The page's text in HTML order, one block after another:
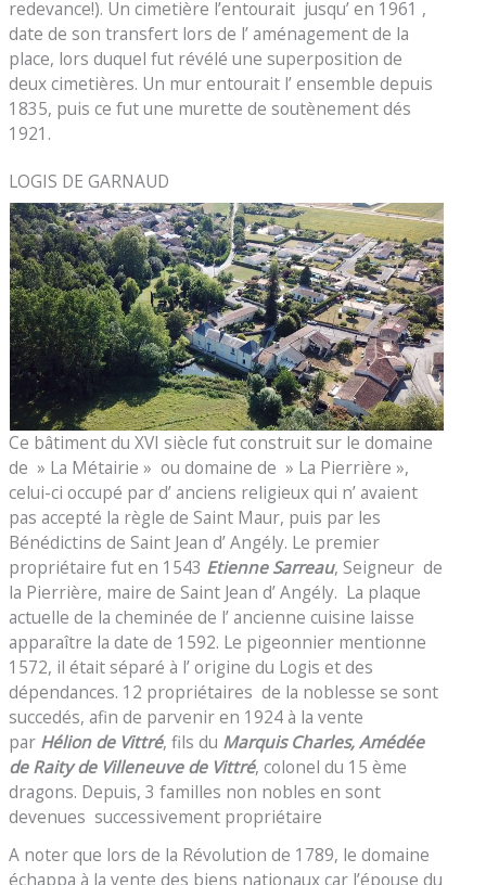
redevance!). Un cimetière l’entourait jusqu’ en 1961 ,
date de son transfert lors de l’ aménagement de la
place, lors duquel fut révélé une superposition de
deux cimetières. Un mur entourait l’ ensemble depuis
1835, puis ce fut une murette de soutènement dés
1921.
LOGIS DE GARNAUD
Ce bâtiment du XVI siècle fut construit sur le domaine
de » La Métairie » ou domaine de » La Pierrière »,
celui-ci occupé par d’ anciens religieux qui n’ avaient
pas accepté la règle de Saint Maur, puis par les
Bénédictins de Saint Jean d’ Angély. Le premier
propriétaire fut en 1543 Etienne Sarreau, Seigneur de
la Pierrière, maire de Saint Jean d’ Angély. La plaque
actuelle de la cheminée de l’ ancienne cuisine laisse
apparaître la date de 1592. Le pigeonnier mentionne
1572, il était séparé à l’ origine du Logis et des
dépendances. 12 propriétaires de la noblesse se sont
succedés, afin de parvenir en 1924 à la vente
par Hélion de Vittré, fils du Marquis Charles, Amédée
de Raity de Villeneuve de Vittré, colonel du 15 ème
dragons. Depuis, 3 familles non nobles en sont
devenues successivement propriétaire
A noter que lors de la Révolution de 1789, le domaine
échappa à la vente des biens nationaux car l’épouse du